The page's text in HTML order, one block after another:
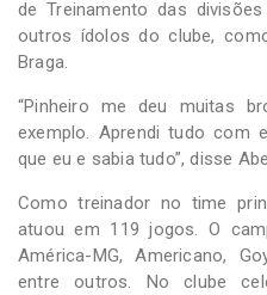
de Treinamento das
outros ídolos do clube,
Braga.
“Pinheiro me deu muitas
exemplo. Aprendi tudo com
que eu e sabia tudo”, disse
Como treinador no time
atuou em 119 jogos. O
América-MG, Americano,
entre outros. No clube